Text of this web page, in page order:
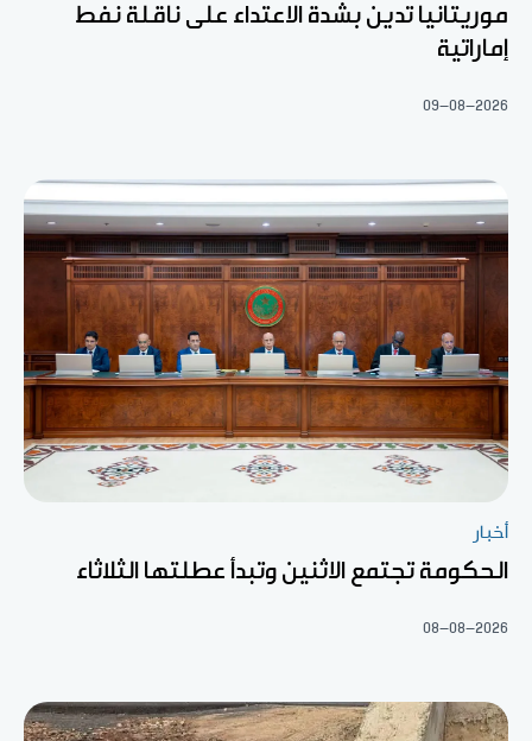
موريتانيا تدين بشدة الاعتداء على ناقلة نفط
إماراتية
09-08-2026
أخبار
الحكومة تجتمع الاثنين وتبدأ عطلتها الثلاثاء
08-08-2026